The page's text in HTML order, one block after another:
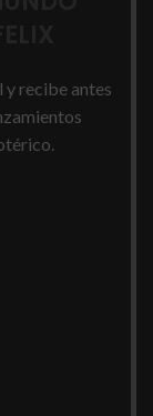
y recibe antes